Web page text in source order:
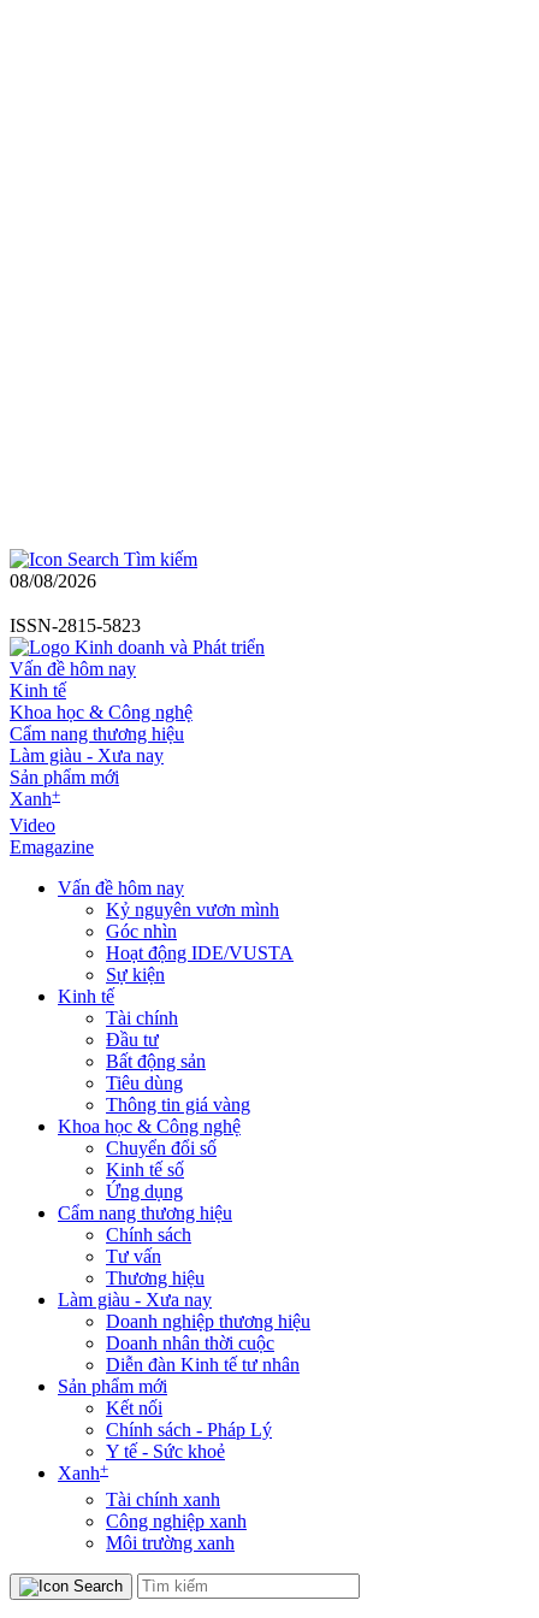
Tìm kiếm
08/08/2026
ISSN-2815-5823
Vấn đề hôm nay
Kinh tế
Khoa học & Công nghệ
Cẩm nang thương hiệu
Làm giàu - Xưa nay
Sản phẩm mới
Xanh+
Video
Emagazine
Vấn đề hôm nay
Kỷ nguyên vươn mình
Góc nhìn
Hoạt động IDE/VUSTA
Sự kiện
Kinh tế
Tài chính
Đầu tư
Bất động sản
Tiêu dùng
Thông tin giá vàng
Khoa học & Công nghệ
Chuyển đổi số
Kinh tế số
Ứng dụng
Cẩm nang thương hiệu
Chính sách
Tư vấn
Thương hiệu
Làm giàu - Xưa nay
Doanh nghiệp thương hiệu
Doanh nhân thời cuộc
Diễn đàn Kinh tế tư nhân
Sản phẩm mới
Kết nối
Chính sách - Pháp Lý
Y tế - Sức khoẻ
Xanh+
Tài chính xanh
Công nghiệp xanh
Môi trường xanh